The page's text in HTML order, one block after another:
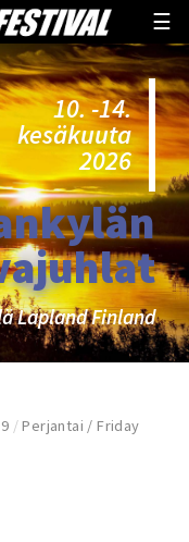
☰
10. -14.
kesäkuuta
2026
Lapland Finland
/Perjantai / Friday